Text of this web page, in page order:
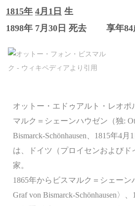
1815年 4月1日 生
1898年 7月30日 死去
享年84
オットー・エドゥアルト・レオポ
マルク＝シェーンハウゼン（独:
Bismarck-Schönhausen、1815年4月
は、ドイツ（プロイセンおよびド
家。
1865年からビスマルク＝シェーン
Graf von Bismarck-Schönhausen〉